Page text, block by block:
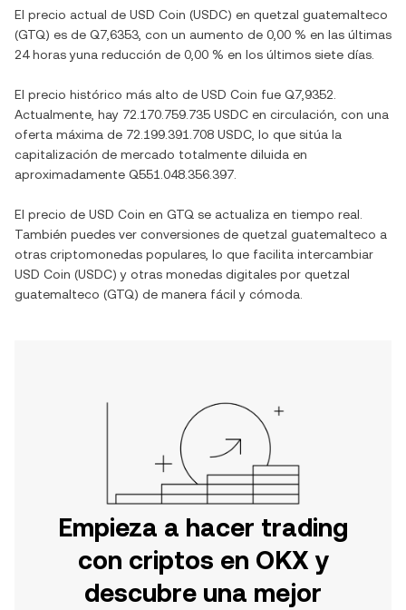
El precio actual de USD Coin (USDC) en quetzal guatemalteco
(GTQ) es de Q7,6353 , con un aumento de 0,00 % en las últimas
24 horas yuna reducción de 0,00 % en los últimos siete días.
El precio histórico más alto de USD Coin fue Q7,9352
Actualmente, hay 72.170.759.735 USDC en circulación, con una
oferta máxima de 72.199.391.708 USDC , lo que sitúa la
capitalización de mercado totalmente diluida en
aproximadamente Q551.048.356.397
El precio de USD Coin en GTQ se actualiza en tiempo real.
También puedes ver conversiones de quetzal guatemalteco a
otras criptomonedas populares, lo que facilita intercambiar
USD Coin (USDC) y otras monedas digitales por quetzal
guatemalteco (GTQ) de manera fácil y cómoda.
Empieza a hacer trading
con criptos en OKX y
descubre una mejor